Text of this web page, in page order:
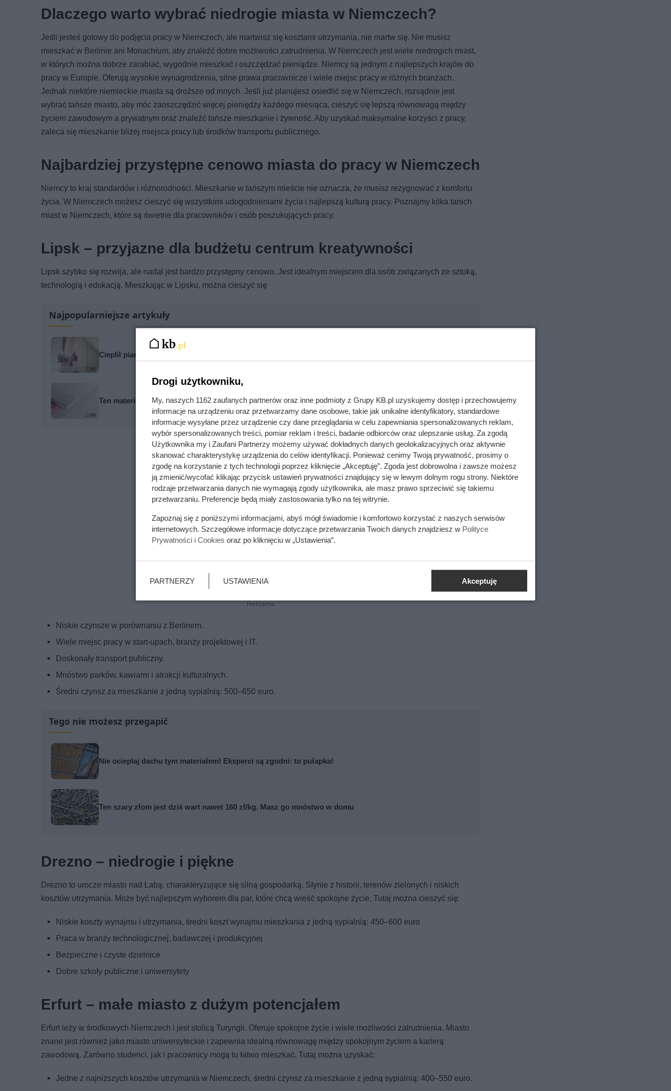
Dlaczego warto wybrać niedrogie miasta w Niemczech?
Jeśli jesteś gotowy do podjęcia pracy w Niemczech, ale martwisz się kosztami utrzymania, nie martw się. Nie musisz
mieszkać w Berlinie ani Monachium, aby znaleźć dobre możliwości zatrudnienia. W Niemczech jest wiele niedrogich miast,
w których można dobrze zarabiać, wygodnie mieszkać i oszczędzać pieniądze. Niemcy są jednym z najlepszych krajów do
pracy w Europie. Oferują wysokie wynagrodzenia, silne prawa pracownicze i wiele miejsc pracy w różnych branżach.
Jednak niektóre niemieckie miasta są droższe od innych. Jeśli już planujesz osiedlić się w Niemczech, rozsądnie jest
wybrać tańsze miasto, aby móc zaoszczędzić więcej pieniędzy każdego miesiąca, cieszyć się lepszą równowagą między
życiem zawodowym a prywatnym oraz znaleźć tańsze mieszkanie i żywność. Aby uzyskać maksymalne korzyści z pracy,
zaleca się mieszkanie bliżej miejsca pracy lub środków transportu publicznego.
Najbardziej przystępne cenowo miasta do pracy w Niemczech
Niemcy to kraj standardów i różnorodności. Mieszkanie w tańszym mieście nie oznacza, że musisz rezygnować z komfortu
życia. W Niemczech możesz cieszyć się wszystkimi udogodnieniami życia i najlepszą kulturą pracy. Poznajmy kilka tanich
miast w Niemczech, które są świetne dla pracowników i osób poszukujących pracy.
Lipsk – przyjazne dla budżetu centrum kreatywności
Lipsk szybko się rozwija, ale nadal jest bardzo przystępny cenowo. Jest idealnym miejscem dla osób związanych ze sztuką,
technologią i edukacją. Mieszkając w Lipsku, można cieszyć się
Najpopularniejsze artykuły
Cieplił pianą PUR bo liczył na niższe rachunki. Największą różnicę poczuł już pierwszego dnia
Ten materiał bije styropian na głowę. Wystarczy 2 cm zamiast 17 cm
Niskie czynsze w porównaniu z Berlinem.
Wiele miejsc pracy w start-upach, branży projektowej i IT.
Doskonały transport publiczny.
Mnóstwo parków, kawiarni i atrakcji kulturalnych.
Średni czynsz za mieszkanie z jedną sypialnią: 500–650 euro.
Tego nie możesz przegapić
Nie ocieplaj dachu tym materiałem! Eksperci są zgodni: to pułapka!
Ten szary złom jest dziś wart nawet 160 zł/kg. Masz go mnóstwo w domu
Drezno – niedrogie i piękne
Drezno to urocze miasto nad Łabą, charakteryzujące się silną gospodarką. Słynie z historii, terenów zielonych i niskich
kosztów utrzymania. Może być najlepszym wyborem dla par, które chcą wieść spokojne życie. Tutaj można cieszyć się:
Niskie koszty wynajmu i utrzymania, średni koszt wynajmu mieszkania z jedną sypialnią: 450–600 euro
Praca w branży technologicznej, badawczej i produkcyjnej
Bezpieczne i czyste dzielnice
Dobre szkoły publiczne i uniwersytety
Erfurt – małe miasto z dużym potencjałem
Erfurt leży w środkowych Niemczech i jest stolicą Turyngii. Oferuje spokojne życie i wiele możliwości zatrudnienia. Miasto
znane jest również jako miasto uniwersyteckie i zapewnia idealną równowagę między spokojnym życiem a karierą
zawodową. Zarówno studenci, jak i pracownicy mogą tu łatwo mieszkać. Tutaj można uzyskać:
Jedne z najniższych kosztów utrzymania w Niemczech, średni czynsz za mieszkanie z jedną sypialnią: 400–550 euro.
Drogi użytkowniku,
My, naszych 1162 zaufanych partnerów oraz inne podmioty z Grupy KB.pl uzyskujemy dostęp i przechowujemy
informacje na urządzeniu oraz przetwarzamy dane osobowe, takie jak unikalne identyfikatory, standardowe
informacje wysyłane przez urządzenie czy dane przeglądania w celu zapewniania spersonalizowanych reklam,
wybór spersonalizowanych treści, pomiar reklam i treści, badanie odbiorców oraz ulepszanie usług. Za zgodą
Użytkownika my i Zaufani Partnerzy możemy używać dokładnych danych geolokalizacyjnych oraz aktywnie
skanować charakterystykę urządzenia do celów identyfikacji. Ponieważ cenimy Twoją prywatność, prosimy o
zgodę na korzystanie z tych technologii poprzez kliknięcie „Akceptuję”. Zgoda jest dobrowolna i zawsze możesz
ją zmienić/wycofać klikając przycisk ustawień prywatności znajdujący się w lewym dolnym rogu strony. Niektóre
rodzaje przetwarzania danych nie wymagają zgody użytkownika, ale masz prawo sprzeciwić się takiemu
przetwarzaniu. Preferencje będą miały zastosowania tylko na tej witrynie.
Zapoznaj się z poniższymi informacjami, abyś mógł świadomie i komfortowo korzystać z naszych serwisów
internetowych. Szczegółowe informacje dotyczące przetwarzania Twoich danych znajdziesz w Polityce
Prywatności i Cookies oraz po kliknięciu w „Ustawienia”.
PARTNERZY USTAWIENIA Akceptuję